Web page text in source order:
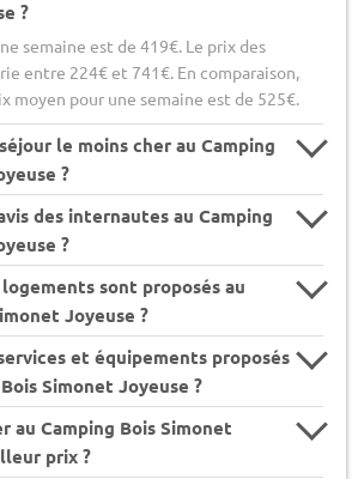
?
semaine est de 419€. Le prix des
entre 224€ et 741€. En comparaison,
moyen pour une semaine est de 525€.
le moins cher au Camping
?
des internautes au Camping
?
sont proposés au
Joyeuse ?
et équipements proposés
Simonet Joyeuse ?
au Camping Bois Simonet
prix ?